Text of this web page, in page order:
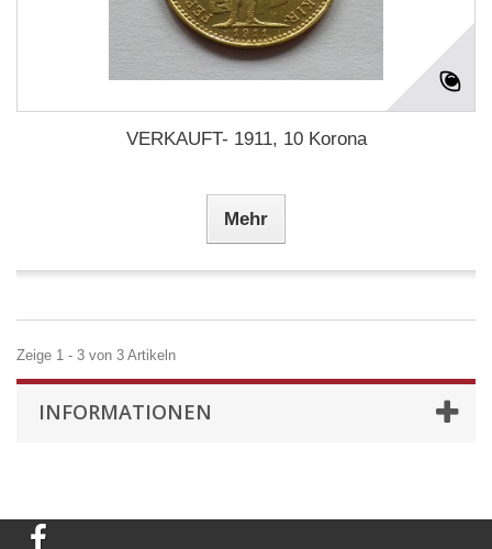
VERKAUFT- 1911, 10 Korona
Mehr
Zeige 1 - 3 von 3 Artikeln
INFORMATIONEN